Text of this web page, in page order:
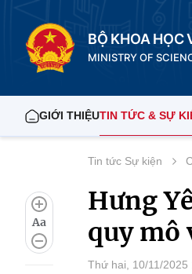
BỘ KHOA HỌC
MINISTRY OF
GIỚI THIỆUTIN TỨC & SỰ
Aa
Tin tức Sự kiện
Hưng
quy mô
Thứ hai, 10/11/2025